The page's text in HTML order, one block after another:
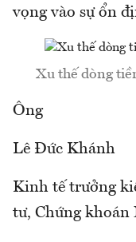
vọng vào sự ổn
Xu thế dòng
Ông
Lê Đức Khánh
Kinh tế trưởng
tư, Chứng khoán